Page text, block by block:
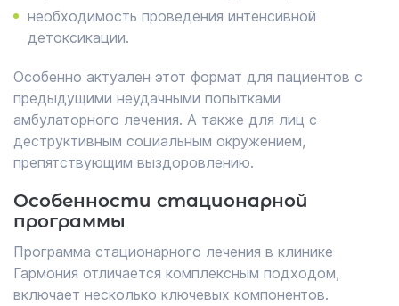
необходимость проведения интенсивной
детоксикации.
Особенно актуален этот формат для пациентов с
предыдущими неудачными попытками
амбулаторного лечения. А также для лиц с
деструктивным социальным окружением,
препятствующим выздоровлению.
Особенности стационарной
программы
Программа стационарного лечения в клинике
Гармония отличается комплексным подходом,
включает несколько ключевых компонентов.